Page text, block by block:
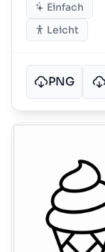
Einfach
Leicht
PNG